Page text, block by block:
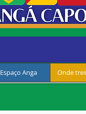
Espaço Anga Onde